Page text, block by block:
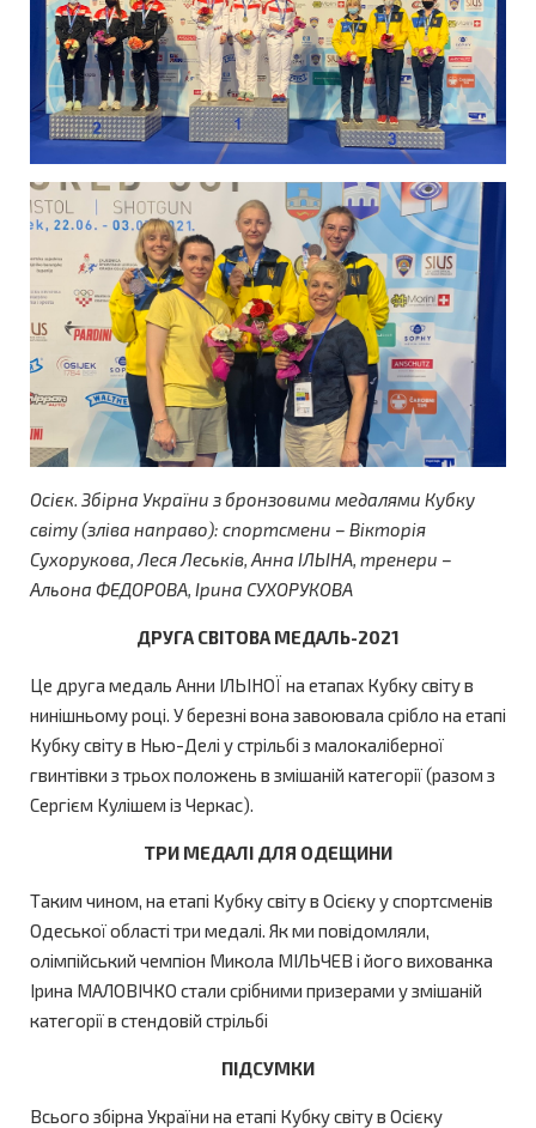
Осієк. Збірна України з бронзовими медалями Кубку
світу (зліва направо): спортсмени – Вікторія
Сухорукова, Леся Леськів, Анна ІЛЬІНА, тренери –
Альона ФЕДОРОВА, Ірина СУХОРУКОВА
ДРУГА СВІТОВА МЕДАЛЬ-2021
Це друга медаль Анни ІЛЬІНОЇ на етапах Кубку світу в
нинішньому році. У березні вона завоювала срібло на етапі
Кубку світу в Нью-Делі у стрільбі з малокаліберної
гвинтівки з трьох положень в змішаній категорії (разом з
Сергієм Кулішем із Черкас).
ТРИ МЕДАЛІ ДЛЯ ОДЕЩИНИ
Таким чином, на етапі Кубку світу в Осієку у спортсменів
Одеської області три медалі. Як ми повідомляли,
олімпійський чемпіон Микола МІЛЬЧЕВ і його вихованка
Ірина МАЛОВІЧКО стали срібними призерами у змішаній
категорії в стендовій стрільбі
ПІДСУМКИ
Всього збірна України на етапі Кубку світу в Осієку